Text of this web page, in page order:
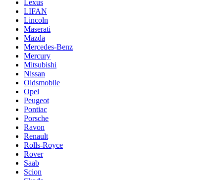
Lexus
LIFAN
Lincoln
Maserati
Mazda
Mercedes-Benz
Mercury
Mitsubishi
Nissan
Oldsmobile
Opel
Peugeot
Pontiac
Porsche
Ravon
Renault
Rolls-Royce
Rover
Saab
Scion